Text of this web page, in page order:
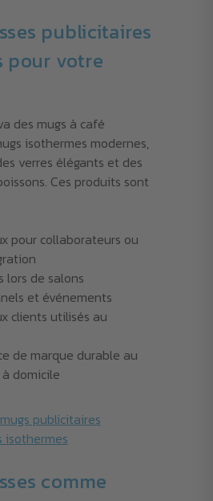
publicitaires
pour votre
des mugs à café
isothermes modernes,
verres élégants et des
Ces produits sont
pour collaborateurs ou
lors de salons
et événements
clients utilisés au
de marque durable au
domicile
publicitaires
isothermes
comme